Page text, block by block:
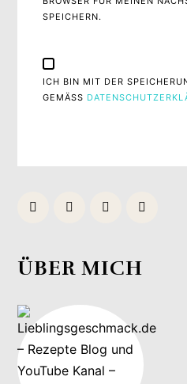
SPEICHERN.
ICH BIN MIT DER
GEMÄSS
ÜBER MICH